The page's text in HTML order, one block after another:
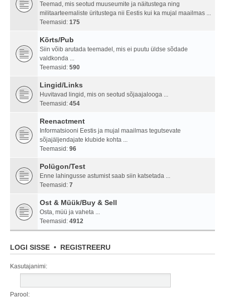
Teemad, mis seotud muuseumite ja näitustega ning
militaarteemaliste üritustega nii Eestis kui ka mujal maailmas ...
Teemasid: 175
Kõrts/Pub
Siin võib arutada teemadel, mis ei puutu üldse sõdade
valdkonda ...
Teemasid: 590
Lingid/Links
Huvitavad lingid, mis on seotud sõjaajalooga ...
Teemasid: 454
Reenactment
Informatsiooni Eestis ja mujal maailmas tegutsevate
sõjajäljendajate klubide kohta ...
Teemasid: 96
Polügon/Test
Enne lahingusse astumist saab siin katsetada ...
Teemasid: 7
Ost & Müük/Buy & Sell
Osta, müü ja vaheta ...
Teemasid: 4912
LOGI SISSE • REGISTREERU
Kasutajanimi:
Parool: